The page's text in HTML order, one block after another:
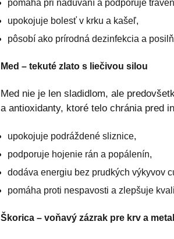
pomáha pri nadúvaní a podporuje
upokojuje bolesť v krku a kašeľ,
pôsobí ako prírodná dezinfekcia a
Med – tekuté zlato s liečivou silou
Med nie je len sladidlom, ale
a antioxidanty, ktoré telo chránia pred
upokojuje podráždené sliznice,
podporuje hojenie rán a popálenín,
dodáva energiu bez prudkých výkyvov
pomáha proti nespavosti a zlepšuje
Škorica – voňavý zázrak pre krv a